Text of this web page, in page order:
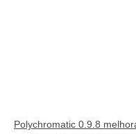
Polychromatic 0.9.8